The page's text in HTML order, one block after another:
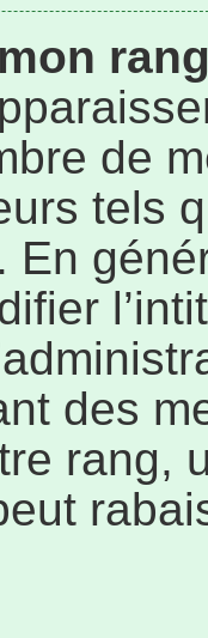
de
tels
En
des
rang,